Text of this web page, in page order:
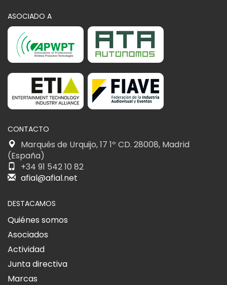
ASOCIADO A
CONTACTO
Marqués de Urquijo, 17 1º CD. 28008, Madrid
(España)
+34 91 542 10 82
afial@afial.net
DESTACAMOS
Quiénes somos
Asociados
Actividad
Junta directiva
Marcas